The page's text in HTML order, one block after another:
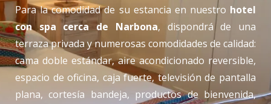
Para la comodidad de su estancia en nuestro hotel
con spa cerca de Narbona, dispondrá de una
terraza privada y numerosas comodidades de calidad:
cama doble estándar, aire acondicionado reversible,
espacio de oficina, caja fuerte, televisión de pantalla
plana, cortesía bandeja, productos de bienvenida,